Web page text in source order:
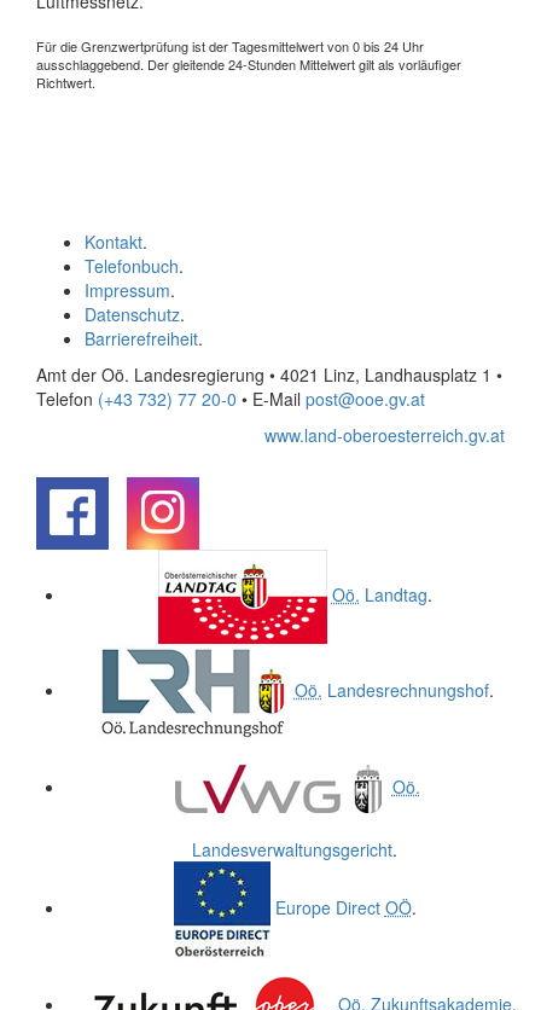
Für die Grenzwertprüfung ist der Tagesmittelwert von 0 bis 24 Uhr
ausschlaggebend. Der gleitende 24-Stunden Mittelwert gilt als vorläufiger
Richtwert.
Kontakt.
Telefonbuch.
Impressum.
Datenschutz.
Barrierefreiheit.
Amt der Oö. Landesregierung • 4021 Linz, Landhausplatz 1 •
Telefon (+43 732) 77 20-0 • E-Mail post@ooe.gv.at
www.land-oberoesterreich.gv.at
Oö. Landtag.
Oö. Landesrechnungshof.
Oö.
Landesverwaltungsgericht.
Europe Direct OÖ.
Oö. Zukunftsakademie.